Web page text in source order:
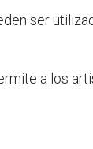
ser
a los